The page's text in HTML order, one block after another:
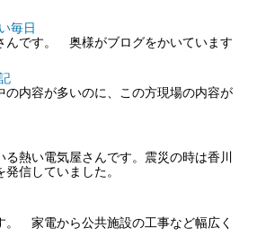
毎日
んです。 奥様がブログをかいています
の内容が多いのに、この方現場の内容が
る熱い電気屋さんです。震災の時は香川
信していました。
。 家電から公共施設の工事など幅広く